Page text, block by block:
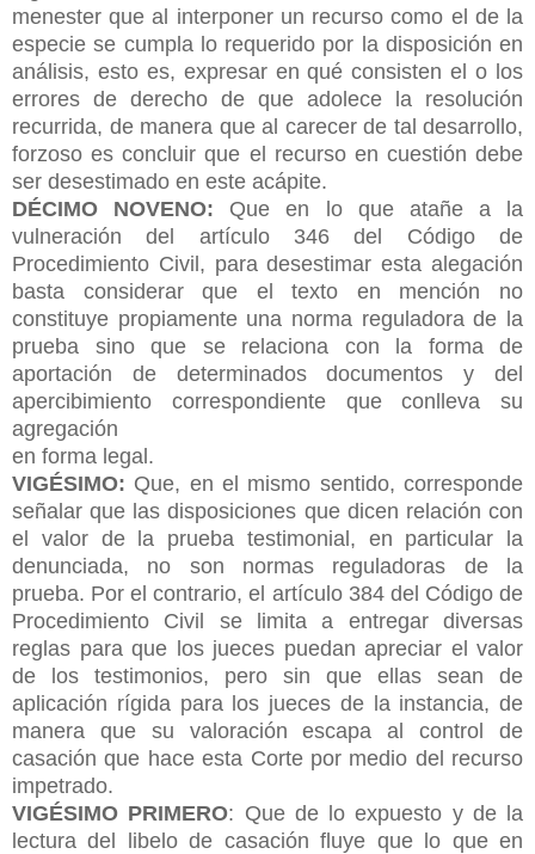
menester que al interponer un recurso como el de la
especie se cumpla lo requerido por la disposición en
análisis, esto es, expresar en qué consisten el o los
errores de derecho de que adolece la resolución
recurrida, de manera que al carecer de tal desarrollo,
forzoso es concluir que el recurso en cuestión debe
ser desestimado en este acápite.
DÉCIMO NOVENO: Que en lo que atañe a la
vulneración del artículo 346 del Código de
Procedimiento Civil, para desestimar esta alegación
basta considerar que el texto en mención no
constituye propiamente una norma reguladora de la
prueba sino que se relaciona con la forma de
aportación de determinados documentos y del
apercibimiento correspondiente que conlleva su
agregación
en forma legal.
VIGÉSIMO: Que, en el mismo sentido, corresponde
señalar que las disposiciones que dicen relación con
el valor de la prueba testimonial, en particular la
denunciada, no son normas reguladoras de la
prueba. Por el contrario, el artículo 384 del Código de
Procedimiento Civil se limita a entregar diversas
reglas para que los jueces puedan apreciar el valor
de los testimonios, pero sin que ellas sean de
aplicación rígida para los jueces de la instancia, de
manera que su valoración escapa al control de
casación que hace esta Corte por medio del recurso
impetrado.
VIGÉSIMO PRIMERO: Que de lo expuesto y de la
lectura del libelo de casación fluye que lo que en